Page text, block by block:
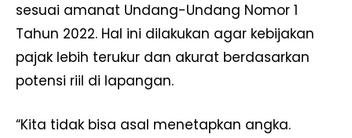
sesuai amanat Undang-Undang Nomor 1
Tahun 2022. Hal ini dilakukan agar kebijakan
pajak lebih terukur dan akurat berdasarkan
potensi riil di lapangan.
“Kita tidak bisa asal menetapkan angka.